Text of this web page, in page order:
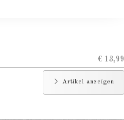
€ 13,99
Artikel anzeigen